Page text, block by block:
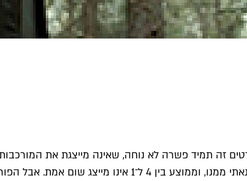
זה תמיד פשרה לא נוחה, שאינה מייצגת את
האובייקטיביות של "מי מפחד מהזאב הרע" לבין